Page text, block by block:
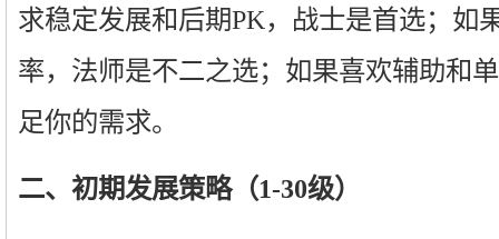
求稳定发展和后期PK，战士是首选；如
率，法师是不二之选；如果喜欢辅助和
足你的需求。
二、初期发展策略（1-30级）